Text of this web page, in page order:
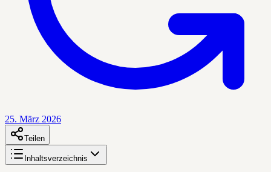
25. März 2026
Teilen
Inhaltsverzeichnis